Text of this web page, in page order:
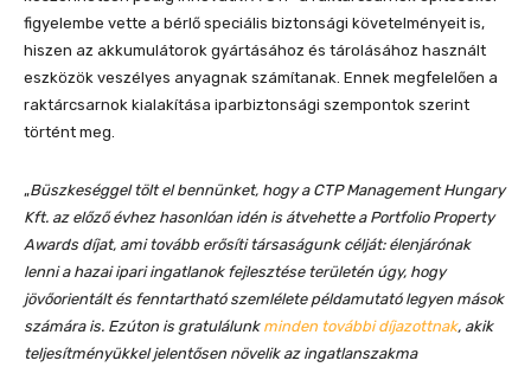
figyelembe vette a bérlő speciális biztonsági követelményeit is,
hiszen az akkumulátorok gyártásához és tárolásához használt
eszközök veszélyes anyagnak számítanak. Ennek megfelelően a
raktárcsarnok kialakítása iparbiztonsági szempontok szerint
történt meg.
„Büszkeséggel tölt el bennünket, hogy a CTP Management Hungary
Kft. az előző évhez hasonlóan idén is átvehette a Portfolio Property
Awards díjat, ami tovább erősíti társaságunk célját: élenjárónak
lenni a hazai ipari ingatlanok fejlesztése területén úgy, hogy
jövőorientált és fenntartható szemlélete példamutató legyen mások
számára is. Ezúton is gratulálunk minden további díjazottnak, akik
teljesítményükkel jelentősen növelik az ingatlanszakma